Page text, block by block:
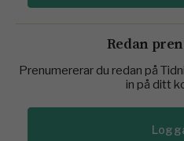
Redan
Prenumererar du redan på
in på ditt